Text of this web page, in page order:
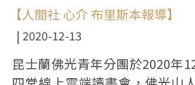
【人間社 心介 布里斯本報導】
2020-12-13
昆士蘭佛光青年分團於2020年